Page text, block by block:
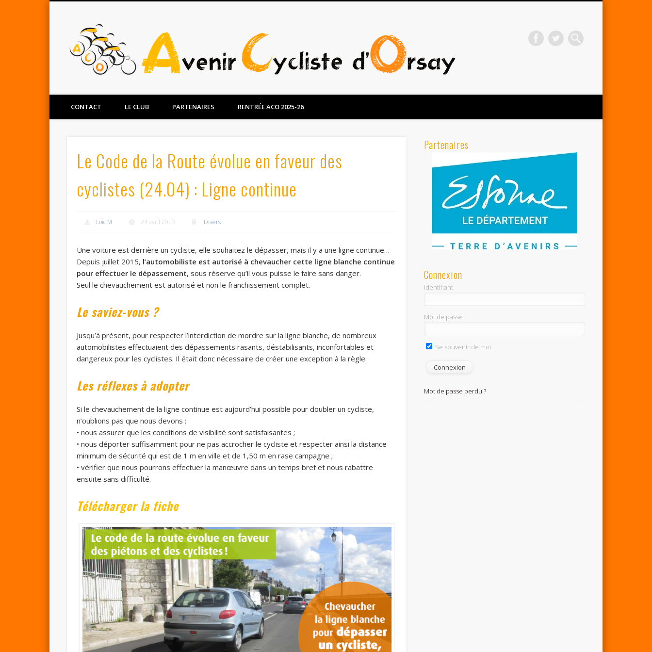
Avenir Cycliste d'Orsay
Twitter
CONTACT LE CLUB PARTENAIRES RENTRÉE ACO 2025-26
Le Code de la Route évolue en faveur des
cyclistes (24.04) : Ligne continue
Loic M 24 avril 2020 Divers
Une voiture est derrière un cycliste, elle souhaitez le dépasser, mais il y a une ligne continue…
Depuis juillet 2015, l’automobiliste est autorisé à chevaucher cette ligne blanche continue
pour effectuer le dépassement, sous réserve qu’il vous puisse le faire sans danger.
Seul le chevauchement est autorisé et non le franchissement complet.
Le saviez-vous ?
Jusqu’à présent, pour respecter l’interdiction de mordre sur la ligne blanche, de nombreux
automobilistes effectuaient des dépassements rasants, déstabilisants, inconfortables et
dangereux pour les cyclistes. Il était donc nécessaire de créer une exception à la règle.
Les réflexes à adopter
Si le chevauchement de la ligne continue est aujourd’hui possible pour doubler un cycliste,
n’oublions pas que nous devons :
• nous assurer que les conditions de visibilité sont satisfaisantes ;
• nous déporter suffisamment pour ne pas accrocher le cycliste et respecter ainsi la distance
minimum de sécurité qui est de 1 m en ville et de 1,50 m en rase campagne ;
• vérifier que nous pourrons effectuer la manœuvre dans un temps bref et nous rabattre
ensuite sans difficulté.
Télécharger la fiche
Partenaires
Connexion
Identifiant
Mot de passe
Se souvenir de moi
Mot de passe perdu ?